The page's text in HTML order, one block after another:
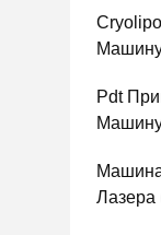
Pdt
Лазера